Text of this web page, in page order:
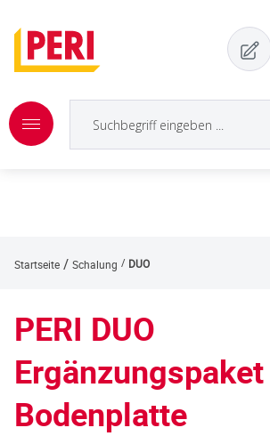
Startseite Schalung / DUO
PERI DUO
Ergänzungspaket
Bodenplatte